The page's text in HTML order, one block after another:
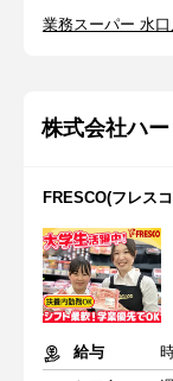
業務スーパー 水
株式会社ハ
FRESCO(フレス
給与